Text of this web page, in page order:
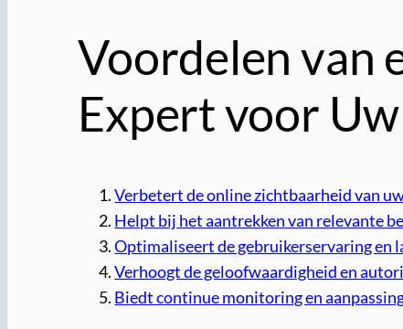
Voordelen van
Expert voor
Verbetert de online zichtbaarheid van
Helpt bij het aantrekken van relevante
Optimaliseert de gebruikerservaring en
Verhoogt de geloofwaardigheid en
Biedt continue monitoring en